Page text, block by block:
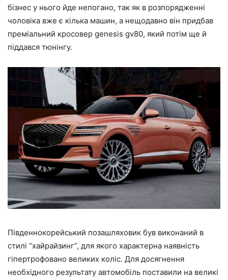
бізнес у нього йде непогано, так як в розпорядженні
чоловіка вже є кілька машин, а нещодавно він придбав
преміальний кросовер genesis gv80, який потім ще й
піддався тюнінгу.
Південнокорейський позашляховик був виконаний в
стилі “хайрайзинг”, для якого характерна наявність
гіпертрофовано великих коліс. Для досягнення
необхідного результату автомобіль поставили на великі